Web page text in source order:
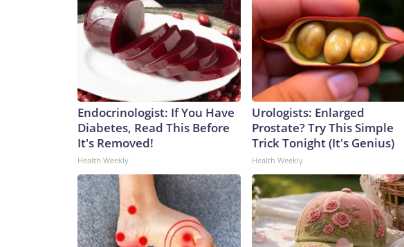
Endocrinologist: If You Have
Diabetes, Read This Before
It's Removed!
Health Weekly
Urologists: Enlarged
Prostate? Try This Simple
Trick Tonight (It's Genius)
Health Weekly